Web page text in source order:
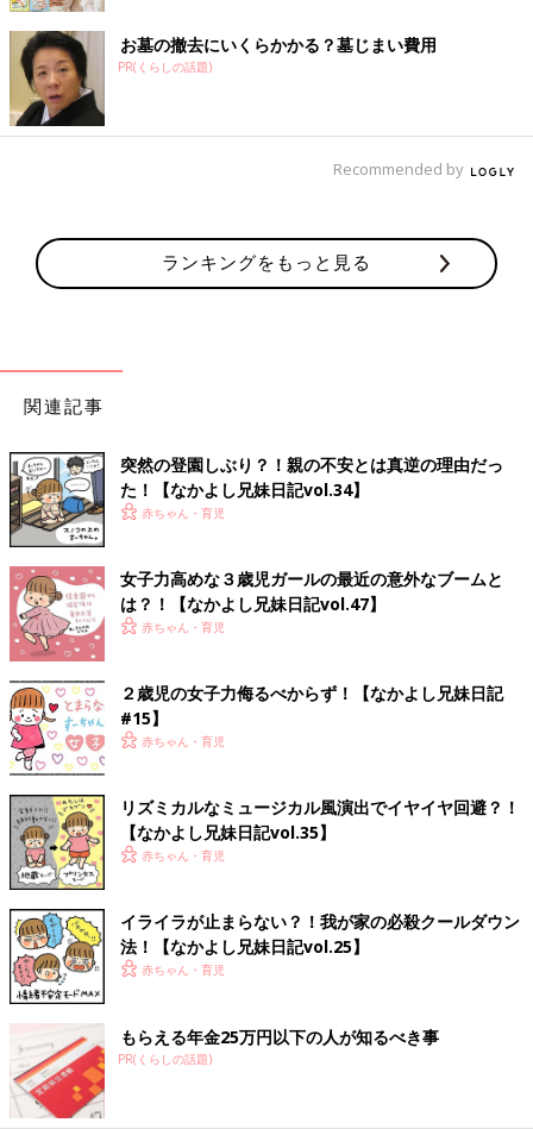
お墓の撤去にいくらかかる？墓じまい費用
PR(くらしの話題)
Recommended by
ランキングをもっと見る
関連記事
突然の登園しぶり？！親の不安とは真逆の理由だっ
た！【なかよし兄妹日記vol.34】
赤ちゃん・育児
女子力高めな３歳児ガールの最近の意外なブームと
は？！【なかよし兄妹日記vol.47】
赤ちゃん・育児
２歳児の女子力侮るべからず！【なかよし兄妹日記
#15】
赤ちゃん・育児
リズミカルなミュージカル風演出でイヤイヤ回避？！
【なかよし兄妹日記vol.35】
赤ちゃん・育児
イライラが止まらない？！我が家の必殺クールダウン
法！【なかよし兄妹日記vol.25】
赤ちゃん・育児
もらえる年金25万円以下の人が知るべき事
PR(くらしの話題)